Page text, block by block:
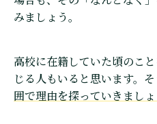
みましょう。
高校に在籍していた頃のこ
じる人もいると思います。そ
囲で理由を探っていきましょ